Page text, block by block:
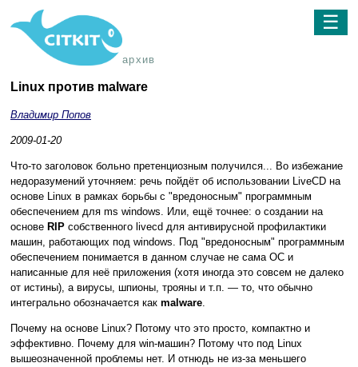
архив
☰
Linux против malware
Владимир Попов
2009-01-20
Что-то заголовок больно претенциозным получился... Во избежание
недоразумений уточняем: речь пойдёт об использовании LiveCD на
основе Linux в рамках борьбы с "вредоносным" программным
обеспечением для ms windows. Или, ещё точнее: о создании на
основе RIP собственного livecd для антивирусной профилактики
машин, работающих под windows. Под "вредоносным" программным
обеспечением понимается в данном случае не сама ОС и
написанные для неё приложения (хотя иногда это совсем не далеко
от истины), а вирусы, шпионы, трояны и т.п. — то, что обычно
интегрально обозначается как malware.
Почему на основе Linux? Потому что это просто, компактно и
эффективно. Почему для win-машин? Потому что под Linux
вышеозначенной проблемы нет. И отнюдь не из-за меньшего